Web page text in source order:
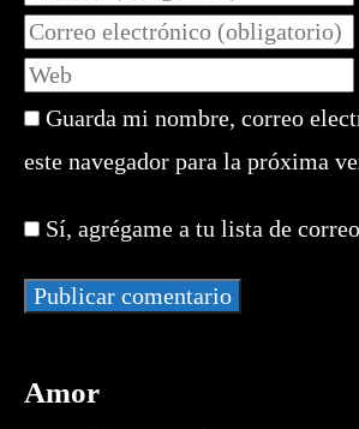
tu
nombre
o
de
usuario
comentar
Introduce
tu
dirección
de
electrónico
comentar
Introduce
la
URL
de
web
(opcional)
Guarda mi nombre, correo
este navegador para la próxima
Sí, agrégame a tu lista de
Amor